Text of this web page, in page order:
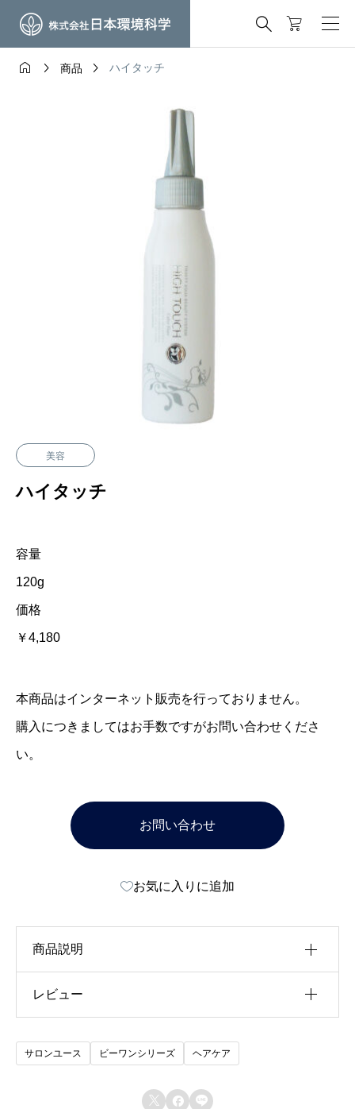

  商品  ハイタッチ
美容
ハイタッチ
容量
120g
価格
￥4,180
本商品はインターネット販売を行っておりません。
購入につきましてはお手数ですがお問い合わせくださ
い。
お問い合わせ
お気に入りに追加
商品説明
頭髪保護・毛髪補修クリーム
レビュー
以前にこの商品を購入したことのあるログイン済
みのユーザーのみレビューを残すことができま
サロンユース ビーワンシリーズ ヘアケア
  